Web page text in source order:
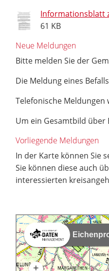
Informationsblatt
61 KB
Neue Meldungen
Bitte melden Sie der
Die Meldung eines
Telefonische
Um ein Gesamtbild über
Vorliegende Meldungen
In der Karte können Sie
Sie können diese auch
interessierten